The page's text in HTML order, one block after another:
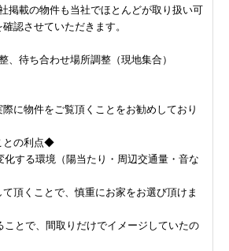
掲載の物件も当社でほとんどが取り扱い可
認させていただきます。
、待ち合わせ場所調整（現地集合）
に物件をご覧頂くことをお勧めしており
との利点◆
する環境（陽当たり・周辺交通量・音な
頂くことで、慎重にお家をお選び頂けま
とで、間取りだけでイメージしていたの